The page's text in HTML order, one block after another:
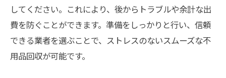
急ぎの不用品回収利用時に注意したい落と
し穴
料金体系が明確な不用品回収業者の選び方
追加費用発生を防ぐ不用品回収のポイント
してください。これにより、後からトラブルや余計な出
費を防ぐことができます。準備をしっかりと行い、信頼
できる業者を選ぶことで、ストレスのないスムーズな不
用品回収が可能です。